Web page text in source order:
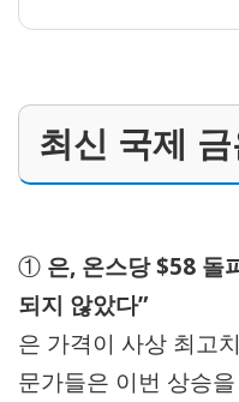
최신 국제
① 은, 온스당 $58 돌
되지 않았다”
은 가격이 사상 최고
문가들은 이번 상승